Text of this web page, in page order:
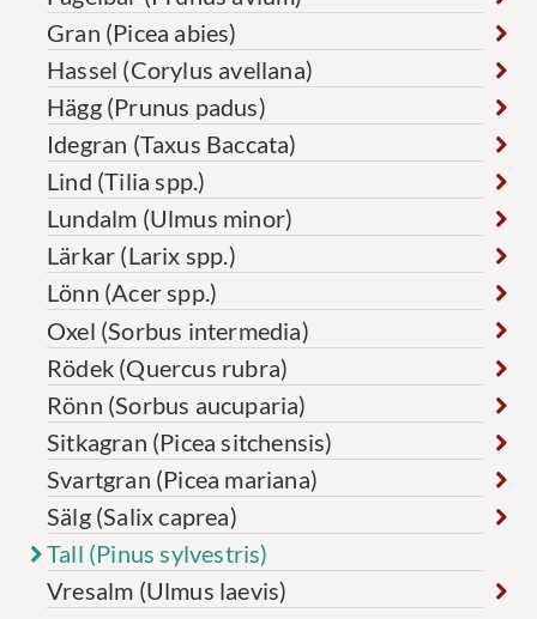
Gran (Picea abies)
Hassel (Corylus avellana)
Hägg (Prunus padus)
Idegran (Taxus Baccata)
Lind (Tilia spp.)
Lundalm (Ulmus minor)
Lärkar (Larix spp.)
Lönn (Acer spp.)
Oxel (Sorbus intermedia)
Rödek (Quercus rubra)
Rönn (Sorbus aucuparia)
Sitkagran (Picea sitchensis)
Svartgran (Picea mariana)
Sälg (Salix caprea)
Tall (Pinus sylvestris)
Vresalm (Ulmus laevis)